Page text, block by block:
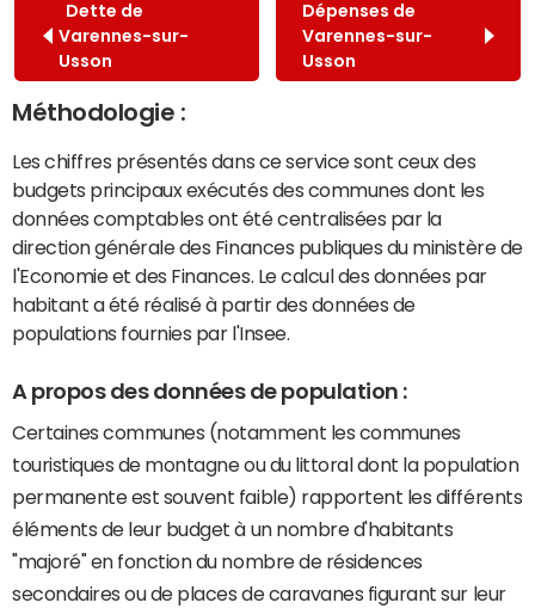
Dette de
Varennes-sur-
Usson
Dépenses de
Varennes-sur-
Usson
Méthodologie :
Les chiffres présentés dans ce service sont ceux des
budgets principaux exécutés des communes dont les
données comptables ont été centralisées par la
direction générale des Finances publiques du ministère de
l'Economie et des Finances. Le calcul des données par
habitant a été réalisé à partir des données de
populations fournies par l'Insee.
A propos des données de population :
Certaines communes (notamment les communes
touristiques de montagne ou du littoral dont la population
permanente est souvent faible) rapportent les différents
éléments de leur budget à un nombre d'habitants
"majoré" en fonction du nombre de résidences
secondaires ou de places de caravanes figurant sur leur